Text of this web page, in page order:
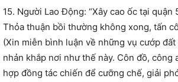
15. Người Lao Động: “Xây cao ốc tại quận
Thỏa thuận bồi thường không xong, tấn
(Xin miễn bình luận về những vụ cướp đất
nhản khắp nơi như thế này. Côn đồ, công
hợp đồng tác chiến để cưỡng chế, giải